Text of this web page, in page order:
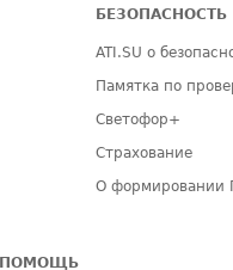
БЕЗОПАСНОСТЬ
ATI.SU о
Памятка по
Светофор+
Страхование
О формировании
ПОМОЩЬ